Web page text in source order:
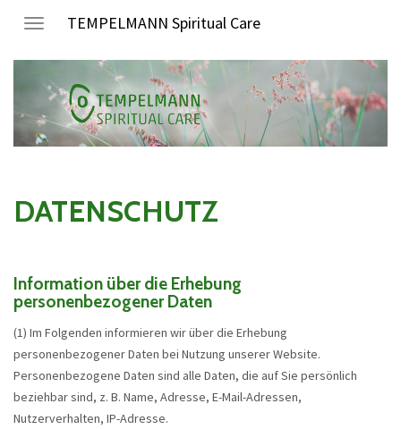
Toggle TEMPELMANN Spiritual Care
DATENSCHUTZ
Information über die Erhebung
personenbezogener Daten
(1) Im Folgenden informieren wir über die Erhebung
personenbezogener Daten bei Nutzung unserer Website.
Personenbezogene Daten sind alle Daten, die auf Sie persönlich
beziehbar sind, z. B. Name, Adresse, E-Mail-Adressen,
Nutzerverhalten, IP-Adresse.